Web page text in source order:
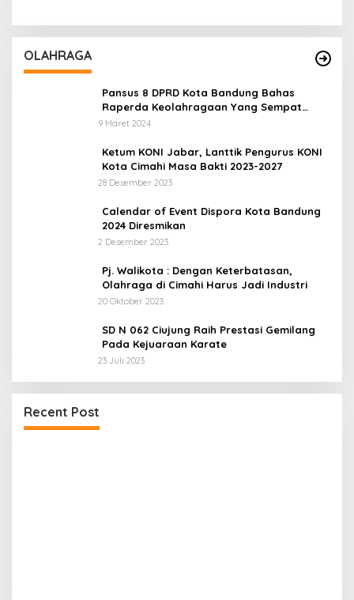
OLAHRAGA
Pansus 8 DPRD Kota Bandung Bahas
Raperda Keolahragaan Yang Sempat
Tertunda
9 Maret 2024
Ketum KONI Jabar, Lanttik Pengurus KONI
Kota Cimahi Masa Bakti 2023-2027
28 Desember 2023
Calendar of Event Dispora Kota Bandung
2024 Diresmikan
2 Desember 2023
Pj. Walikota : Dengan Keterbatasan,
Olahraga di Cimahi Harus Jadi Industri
20 Oktober 2023
SD N 062 Ciujung Raih Prestasi Gemilang
Pada Kejuaraan Karate
23 Juli 2023
Recent Post
Dua LSM Nasional Bersatu Soroti PUPR Aceh
Tenggara, PENJARA dan GEPARI Desak Kejati